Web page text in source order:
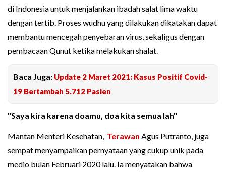
di Indonesia untuk menjalankan ibadah salat lima waktu
dengan tertib. Proses wudhu yang dilakukan dikatakan dapat
membantu mencegah penyebaran virus, sekaligus dengan
pembacaan Qunut ketika melakukan shalat.
Baca Juga: Update 2 Maret 2021: Kasus Positif Covid-
19 Bertambah 5.712 Pasien
"Saya kira karena doamu, doa kita semua lah"
Mantan Menteri Kesehatan, Terawan Agus Putranto, juga
sempat menyampaikan pernyataan yang cukup unik pada
medio bulan Februari 2020 lalu. Ia menyatakan bahwa